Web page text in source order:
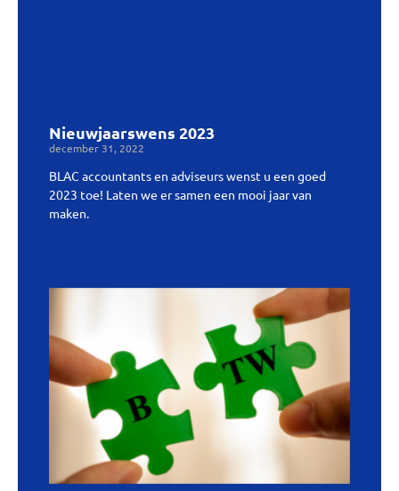
Nieuwjaarswens 2023
december 31, 2022
BLAC accountants en adviseurs wenst u een goed
2023 toe! Laten we er samen een mooi jaar van
maken.